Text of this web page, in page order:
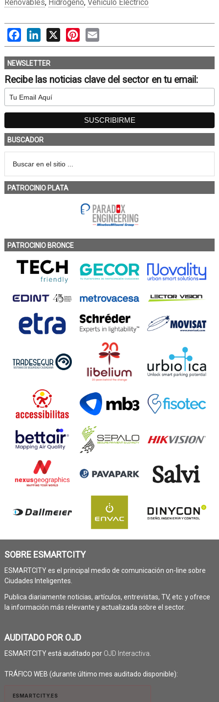
Renovables, Hidrógeno, Vehículo Eléctrico
FacebookLinkedIn
X PinterestEmail
NEWSLETTER
Recibe las noticias clave del sector en tu email:
BUSCADOR
PATROCINIO PLATA
PATROCINIO BRONCE
SOBRE ESMARTCITY
ESMARTCITY es el principal medio de comunicación on-line sobre
Ciudades Inteligentes.
Publica diariamente noticias, artículos, entrevistas, TV, etc. y ofrece
la información más relevante y actualizada sobre el sector.
AUDITADO POR OJD
ESMARTCITY está auditado por OJD Interactiva.
TRÁFICO WEB (durante último mes auditado disponible):